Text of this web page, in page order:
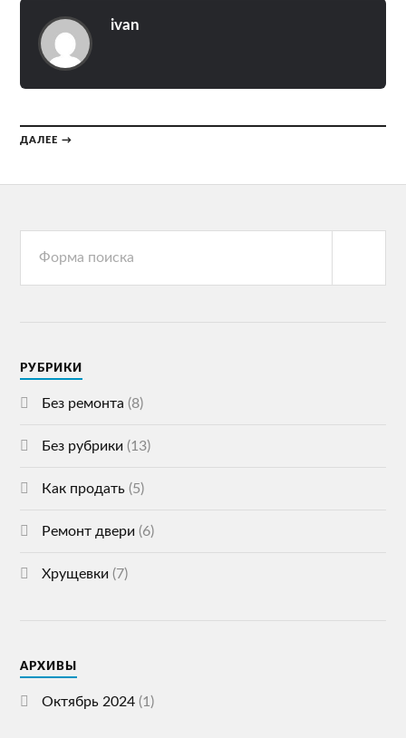
ivan
ДАЛЕЕ →
РУБРИКИ
Без ремонта (8)
Без рубрики (13)
Как продать (5)
Ремонт двери (6)
Хрущевки (7)
АРХИВЫ
Октябрь 2024 (1)